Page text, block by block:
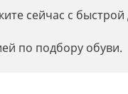
сейчас с быстрой
по подбору обуви.